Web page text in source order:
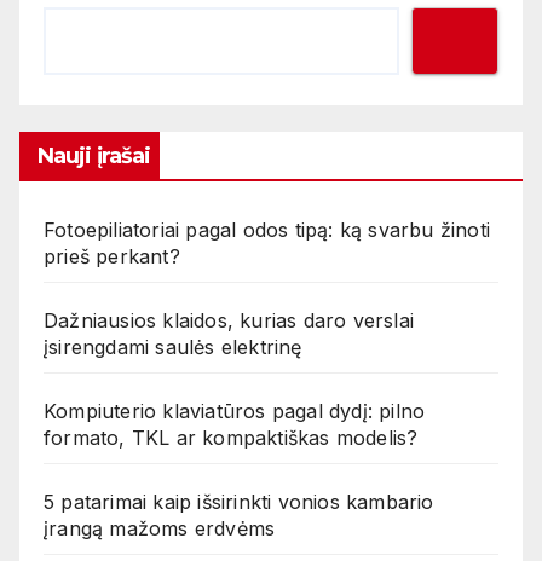
Nauji įrašai
Fotoepiliatoriai pagal odos tipą: ką svarbu žinoti
prieš perkant?
Dažniausios klaidos, kurias daro verslai
įsirengdami saulės elektrinę
Kompiuterio klaviatūros pagal dydį: pilno
formato, TKL ar kompaktiškas modelis?
5 patarimai kaip išsirinkti vonios kambario
įrangą mažoms erdvėms